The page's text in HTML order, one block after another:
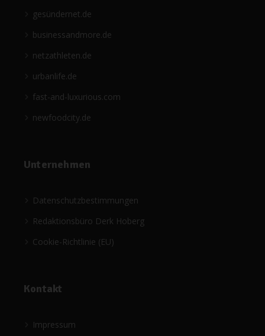
gesündernet.de
businessandmore.de
netzathleten.de
urbanlife.de
fast-and-luxurious.com
newfoodcity.de
Unternehmen
Datenschutzbestimmungen
Redaktionsbüro Derk Hoberg
Cookie-Richtlinie (EU)
Kontakt
Impressum